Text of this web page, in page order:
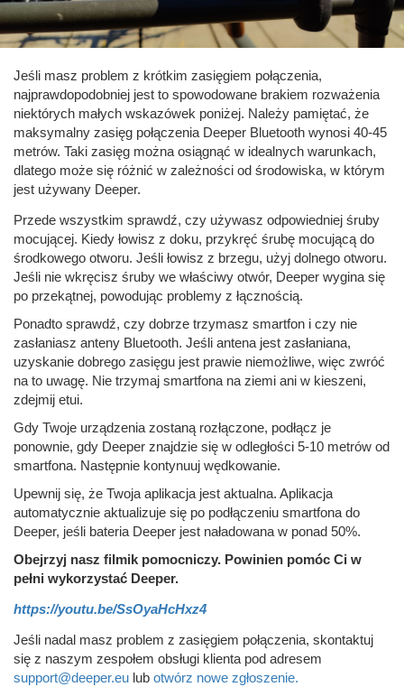
Jeśli masz problem z krótkim zasięgiem połączenia,
najprawdopodobniej jest to spowodowane brakiem rozważenia
niektórych małych wskazówek poniżej. Należy pamiętać, że
maksymalny zasięg połączenia Deeper Bluetooth wynosi 40-45
metrów. Taki zasięg można osiągnąć w idealnych warunkach,
dlatego może się różnić w zależności od środowiska, w którym
jest używany Deeper.
Przede wszystkim sprawdź, czy używasz odpowiedniej śruby
mocującej. Kiedy łowisz z doku, przykręć śrubę mocującą do
środkowego otworu. Jeśli łowisz z brzegu, użyj dolnego otworu.
Jeśli nie wkręcisz śruby we właściwy otwór, Deeper wygina się
po przekątnej, powodując problemy z łącznością.
Ponadto sprawdź, czy dobrze trzymasz smartfon i czy nie
zasłaniasz anteny Bluetooth. Jeśli antena jest zasłaniana,
uzyskanie dobrego zasięgu jest prawie niemożliwe, więc zwróć
na to uwagę. Nie trzymaj smartfona na ziemi ani w kieszeni,
zdejmij etui.
Gdy Twoje urządzenia zostaną rozłączone, podłącz je
ponownie, gdy Deeper znajdzie się w odległości 5-10 metrów od
smartfona. Następnie kontynuuj wędkowanie.
Upewnij się, że Twoja aplikacja jest aktualna. Aplikacja
automatycznie aktualizuje się po podłączeniu smartfona do
Deeper, jeśli bateria Deeper jest naładowana w ponad 50%.
Obejrzyj nasz filmik pomocniczy. Powinien pomóc Ci w
pełni wykorzystać Deeper.
https://youtu.be/SsOyaHcHxz4
Jeśli nadal masz problem z zasięgiem połączenia, skontaktuj
się z naszym zespołem obsługi klienta pod adresem
support@deeper.eu lub otwórz nowe zgłoszenie.